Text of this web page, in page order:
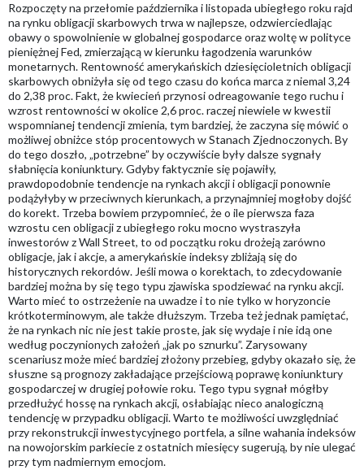
Rozpoczęty na przełomie października i listopada ubiegłego roku rajd
na rynku obligacji skarbowych trwa w najlepsze, odzwierciedlając
obawy o spowolnienie w globalnej gospodarce oraz woltę w polityce
pieniężnej Fed, zmierzającą w kierunku łagodzenia warunków
monetarnych. Rentowność amerykańskich dziesięcioletnich obligacji
skarbowych obniżyła się od tego czasu do końca marca z niemal 3,24
do 2,38 proc. Fakt, że kwiecień przynosi odreagowanie tego ruchu i
wzrost rentowności w okolice 2,6 proc. raczej niewiele w kwestii
wspomnianej tendencji zmienia, tym bardziej, że zaczyna się mówić o
możliwej obniżce stóp procentowych w Stanach Zjednoczonych. By
do tego doszło, „potrzebne” by oczywiście były dalsze sygnały
słabnięcia koniunktury. Gdyby faktycznie się pojawiły,
prawdopodobnie tendencje na rynkach akcji i obligacji ponownie
podążyłyby w przeciwnych kierunkach, a przynajmniej mogłoby dojść
do korekt. Trzeba bowiem przypomnieć, że o ile pierwsza faza
wzrostu cen obligacji z ubiegłego roku mocno wystraszyła
inwestorów z Wall Street, to od początku roku drożeją zarówno
obligacje, jak i akcje, a amerykańskie indeksy zbliżają się do
historycznych rekordów. Jeśli mowa o korektach, to zdecydowanie
bardziej można by się tego typu zjawiska spodziewać na rynku akcji.
Warto mieć to ostrzeżenie na uwadze i to nie tylko w horyzoncie
krótkoterminowym, ale także dłuższym. Trzeba też jednak pamiętać,
że na rynkach nic nie jest takie proste, jak się wydaje i nie idą one
według poczynionych założeń „jak po sznurku”. Zarysowany
scenariusz może mieć bardziej złożony przebieg, gdyby okazało się, że
słuszne są prognozy zakładające przejściową poprawę koniunktury
gospodarczej w drugiej połowie roku. Tego typu sygnał mógłby
przedłużyć hossę na rynkach akcji, osłabiając nieco analogiczną
tendencję w przypadku obligacji. Warto te możliwości uwzględniać
przy rekonstrukcji inwestycyjnego portfela, a silne wahania indeksów
na nowojorskim parkiecie z ostatnich miesięcy sugerują, by nie ulegać
przy tym nadmiernym emocjom.